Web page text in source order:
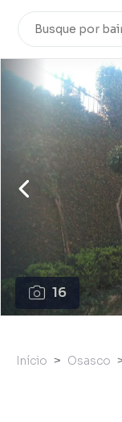
16
Início Osasco